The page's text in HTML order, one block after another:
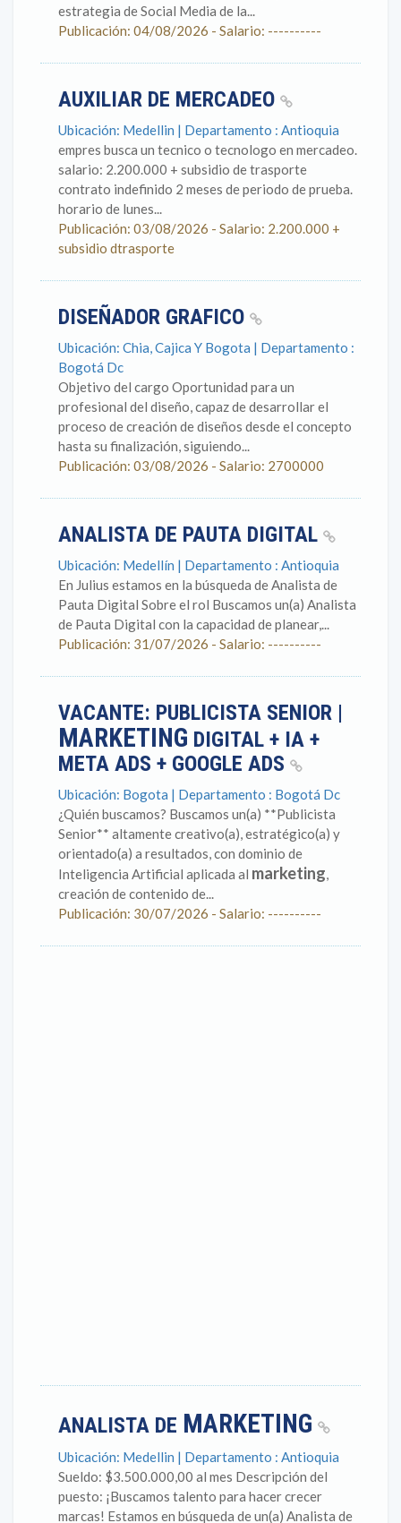
estrategia de Social Media de la...
Publicación: 04/08/2026 - Salario: ----------
AUXILIAR DE MERCADEO
Ubicación: Medellin | Departamento : Antioquia
empres busca un tecnico o tecnologo en mercadeo.
salario: 2.200.000 + subsidio de trasporte
contrato indefinido 2 meses de periodo de prueba.
horario de lunes...
Publicación: 03/08/2026 - Salario: 2.200.000 +
subsidio dtrasporte
DISEÑADOR GRAFICO
Ubicación: Chia, Cajica Y Bogota | Departamento :
Bogotá Dc
Objetivo del cargo Oportunidad para un
profesional del diseño, capaz de desarrollar el
proceso de creación de diseños desde el concepto
hasta su finalización, siguiendo...
Publicación: 03/08/2026 - Salario: 2700000
ANALISTA DE PAUTA DIGITAL
Ubicación: Medellín | Departamento : Antioquia
En Julius estamos en la búsqueda de Analista de
Pauta Digital Sobre el rol Buscamos un(a) Analista
de Pauta Digital con la capacidad de planear,...
Publicación: 31/07/2026 - Salario: ----------
VACANTE: PUBLICISTA SENIOR |
MARKETING DIGITAL + IA +
META ADS + GOOGLE ADS
Ubicación: Bogota | Departamento : Bogotá Dc
¿Quién buscamos? Buscamos un(a) **Publicista
Senior** altamente creativo(a), estratégico(a) y
orientado(a) a resultados, con dominio de
Inteligencia Artificial aplicada al marketing,
creación de contenido de...
Publicación: 30/07/2026 - Salario: ----------
ANALISTA DE MARKETING
Ubicación: Medellin | Departamento : Antioquia
Sueldo: $3.500.000,00 al mes Descripción del
puesto: ¡Buscamos talento para hacer crecer
marcas! Estamos en búsqueda de un(a) Analista de